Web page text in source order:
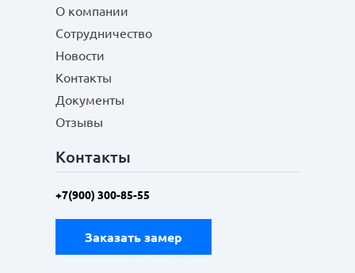
О компании
Сотрудничество
Новости
Контакты
Документы
Отзывы
Контакты
+7(900) 300-85-55
Заказать замер